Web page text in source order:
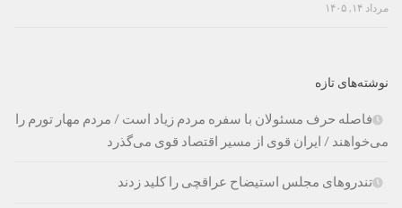
مرداد ۱۴, ۱۴۰۵
نوشته‌های تازه
فاصله حرف مسئولان با سفره مردم زیاد است / مردم مهار تورم را
می‌خواهند / ایران قوی از مسیر اقتصاد قوی می‌گذرد
تندروهای مجلس استیضاح عراقچی را کلید زدند